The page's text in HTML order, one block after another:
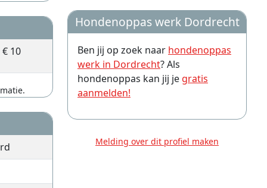
€ 10
Hondenoppas werk Dordrecht
Ben jij op zoek naar hondenoppas
werk in Dordrecht? Als
hondenoppas kan jij je gratis
aanmelden!
Melding over dit profiel maken